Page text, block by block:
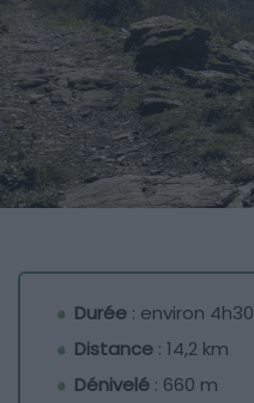
Durée : environ 4h30
Distance : 14,2 km
Dénivelé : 660 m